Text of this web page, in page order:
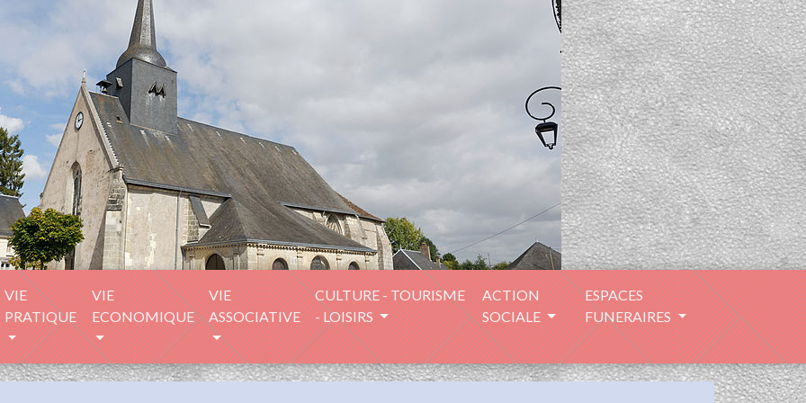
VIE
PRATIQUE
VIE
ECONOMIQUE
VIE
ASSOCIATIVE
CULTURE - TOURISME
- LOISIRS
ACTION
SOCIALE
ESPACES
FUNERAIRES